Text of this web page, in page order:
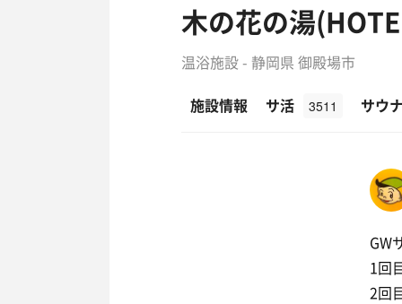
木の花の湯
温浴施設 - 静岡県 御殿場市
施設情報
サ活 3511 サウ
GW
1回
2回